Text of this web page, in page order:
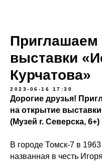
Приглашаем
выставки
Курчатова»
2023-06-16 17:30
Дорогие друзья!
на открытие
(Музей г. Северска, 6+)
В городе Томск-7 в
названная в честь